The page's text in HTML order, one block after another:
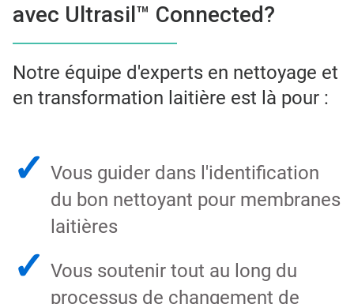
avec Ultrasil™ Connected?
Notre équipe d'experts en nettoyage et
en transformation laitière est là pour :
✓ Vous guider dans l'identification
du bon nettoyant pour membranes
laitières
✓ Vous soutenir tout au long du
processus de changement de